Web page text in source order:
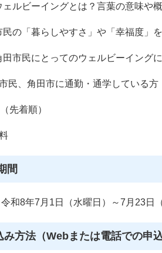
ーイングとは？言葉の意味や概
暮らしやすさ」や「幸福度」を
にとってのウェルビーイングに
民、角田市に通勤・通学している方
先着順）
間
和8年7月1日（水曜日）～7月23日
み方法（Webまたは電話での申